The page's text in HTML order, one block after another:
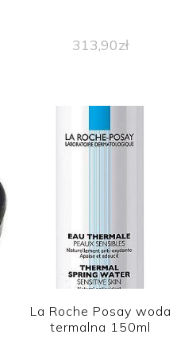
313,90zł
La Roche Posay woda
termalna 150ml